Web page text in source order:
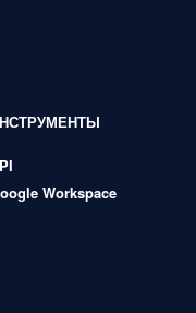
Workspace